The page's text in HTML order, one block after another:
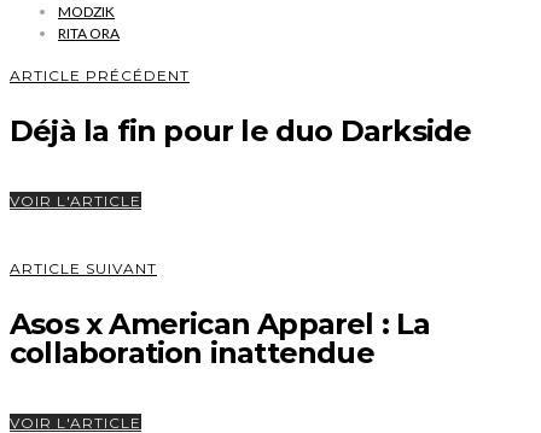
MODZIK
RITA ORA
ARTICLE PRÉCÉDENT
Déjà la fin pour le duo Darkside
VOIR L'ARTICLE
ARTICLE SUIVANT
Asos x American Apparel : La
collaboration inattendue
VOIR L'ARTICLE